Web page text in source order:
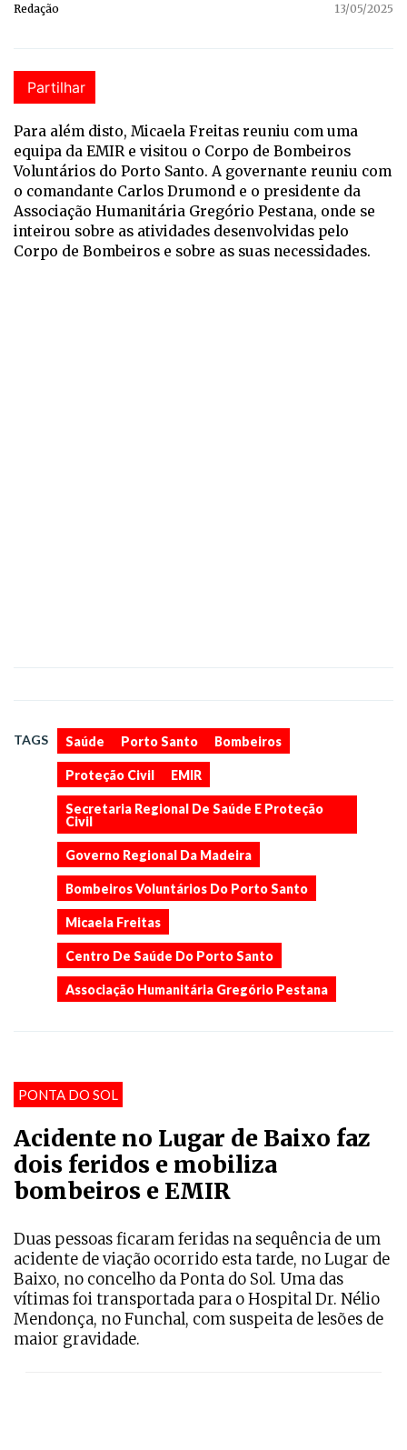
Redação 13/05/2025
Partilhar
Para além disto, Micaela Freitas reuniu com uma
equipa da EMIR e visitou o Corpo de Bombeiros
Voluntários do Porto Santo. A governante reuniu com
o comandante Carlos Drumond e o presidente da
Associação Humanitária Gregório Pestana, onde se
inteirou sobre as atividades desenvolvidas pelo
Corpo de Bombeiros e sobre as suas necessidades.
TAGS Saúde Porto Santo Bombeiros
Proteção Civil EMIR
Secretaria Regional De Saúde E Proteção
Civil
Governo Regional Da Madeira
Bombeiros Voluntários Do Porto Santo
Micaela Freitas
Centro De Saúde Do Porto Santo
Associação Humanitária Gregório Pestana
PONTA DO SOL
Acidente no Lugar de Baixo faz
dois feridos e mobiliza
bombeiros e EMIR
Duas pessoas ficaram feridas na sequência de um
acidente de viação ocorrido esta tarde, no Lugar de
Baixo, no concelho da Ponta do Sol. Uma das
vítimas foi transportada para o Hospital Dr. Nélio
Mendonça, no Funchal, com suspeita de lesões de
maior gravidade.